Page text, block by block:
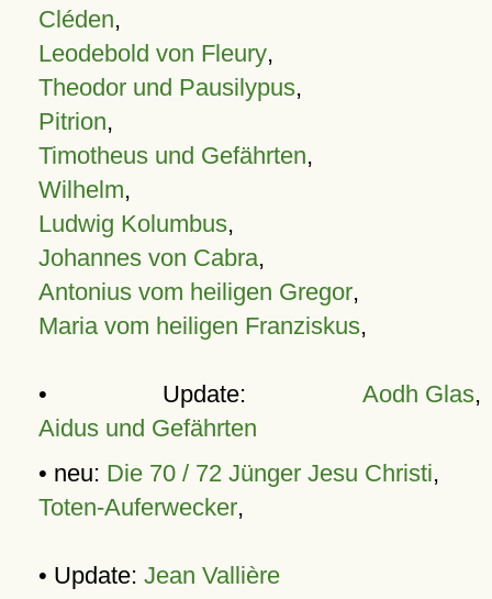
Cléden,
Leodebold von Fleury,
Theodor und Pausilypus,
Pitrion,
Timotheus und Gefährten,
Wilhelm,
Ludwig Kolumbus,
Johannes von Cabra,
Antonius vom heiligen Gregor,
Maria vom heiligen Franziskus,
• Update: Aodh Glas,
Aidus und Gefährten
• neu: Die 70 / 72 Jünger Jesu Christi,
Toten-Auferwecker,
• Update: Jean Vallière